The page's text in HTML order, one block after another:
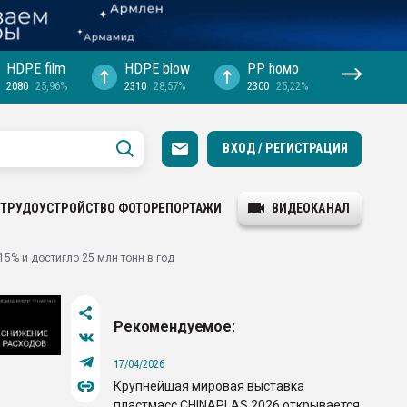
HDPE film
2080 25,96%
HDPE blow
2310 28,57%
PP hомо
2300 25,22%
ВХОД / РЕГИСТРАЦИЯ
ТРУДОУСТРОЙСТВО ФОТОРЕПОРТАЖИ ВИДЕОКАНАЛ
и достигло 25 млн тонн в год
Рекомендуемое:
17/04/2026
Крупнейшая мировая выставка